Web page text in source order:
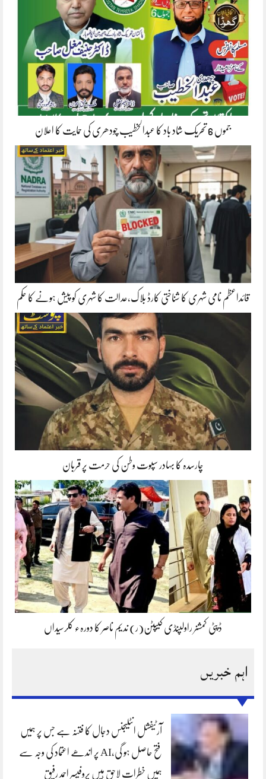
جموں 6 تحریک شاد باد کا عبدالخطیب چودھری کی حمایت کا اعلان
قائداعظم نامی شہری کا شناختی کارڈ بلاک،عدالت کا شہری کو پیش ہونے کا حکم
چارسدہ کا بہادر سپوت وطن کی حرمت پر قربان
ڈپٹی کمشنر راولپنڈی کیپٹن(ر) ندیم ناصر کا دورہء کلرسیداں
اہم خبریں
آرٹیفشل انٹلیجنس دجال کا فتنہ ہے جس پر ہمیں
فتح حاصل ہو گی،AI پر اندھے اعتماد کی وجہ سے
ہمیں خطرات لاحق ہیں پروفیسر احمد رفیق